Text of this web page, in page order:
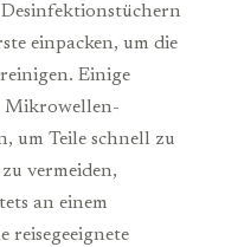
einpacken, um die
Einige
Mikrowellen-
um Teile schnell zu
vermeiden,
an einem
reisegeeignete